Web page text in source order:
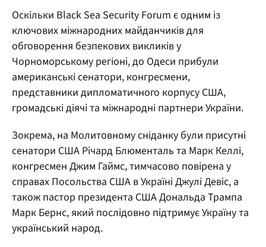
Оскільки Black Sea Security Forum є одним із
ключових міжнародних майданчиків для
обговорення безпекових викликів у
Чорноморському регіоні, до Одеси прибули
американські сенатори, конгресмени,
представники дипломатичного корпусу США,
громадські діячі та міжнародні партнери України.
Зокрема, на Молитовному сніданку були присутні
сенатори США Річард Блюменталь та Марк Келлі,
конгресмен Джим Гаймс, тимчасово повірена у
справах Посольства США в Україні Джулі Девіс, а
також пастор президента США Дональда Трампа
Марк Бернс, який послідовно підтримує Україну та
український народ.